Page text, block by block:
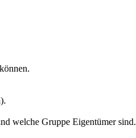
welche Gruppe Eigentümer sind.